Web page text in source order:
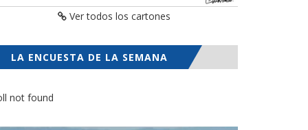
Ver todos los cartones
LA ENCUESTA DE LA SEMANA
not found